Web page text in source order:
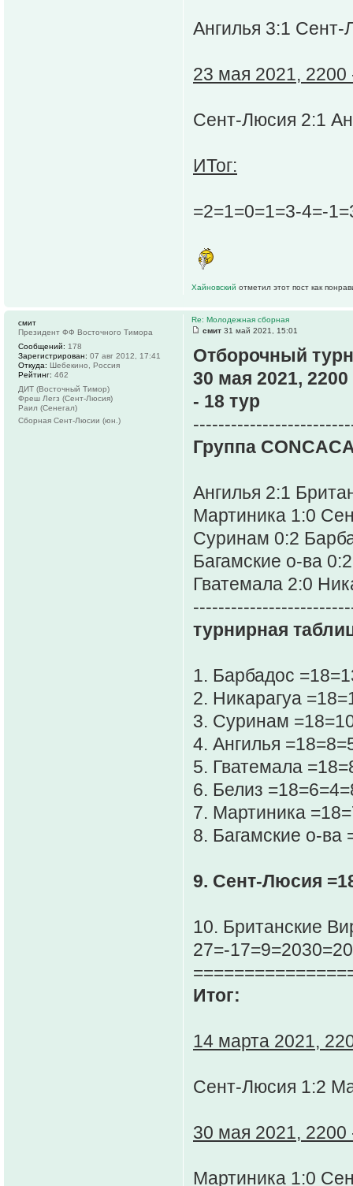
Ангилья 3:1 Сент-
23 мая 2021, 2200
Сент-Люсия 2:1
ИТог:
=2=1=0=1=3-4=-
Хайновский отметил этот пост как
Re: Молодежная сборная
смит 31 май 2021, 15:01
Отборочный
30 мая 2021,
- 18 тур
Группа
Ангилья 2:1
Мартиника 1:0
Суринам 0:2
Багамские о-ва
Гватемала 2:0
турнирная
1. Барбадос
2. Никарагуа
3. Суринам
4. Ангилья
5. Гватемала
6. Белиз
7. Мартиника
8. Багамские о-ва
9. Сент-Люсия
10. Британские
27=-
Итог:
14 марта 2021,
Сент-Люсия 1:2
30 мая 2021, 2200
Мартиника 1:0
смит
Президент ФФ Восточного Тимора
Сообщений: 178
Зарегистрирован: 07 авг 2012, 17:41
Откуда: Шебекино, Россия
Рейтинг: 462
ДИТ (Восточный Тимор)
Фреш Легз (Сент-Люсия)
Раил (Сенегал)
Сборная Сент-Люсии (юн.)